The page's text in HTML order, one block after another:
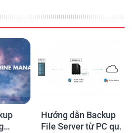
Hướng dẫn Backup
File Server từ PC qua